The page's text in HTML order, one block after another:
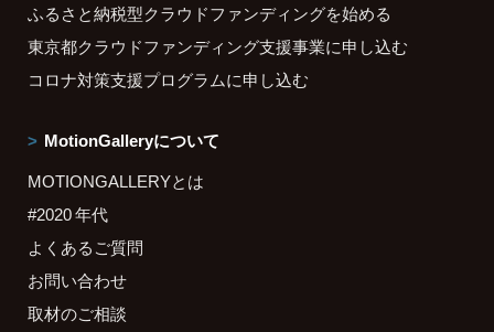
ふるさと納税型クラウドファンディングを始める
東京都クラウドファンディング支援事業に申し込む
コロナ対策支援プログラムに申し込む
MotionGalleryについて
MOTIONGALLERYとは
#2020 年代
よくあるご質問
お問い合わせ
取材のご相談